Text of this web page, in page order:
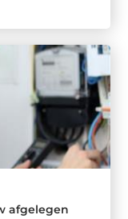
afgelegen